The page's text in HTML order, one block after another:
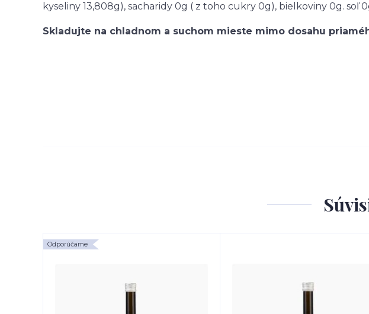
kyseliny 13,808g), sacharidy 0g ( z toho cukry 0g), bielkoviny 0g. soľ
Skladujte na chladnom a suchom mieste mimo dosahu
Odporúčame